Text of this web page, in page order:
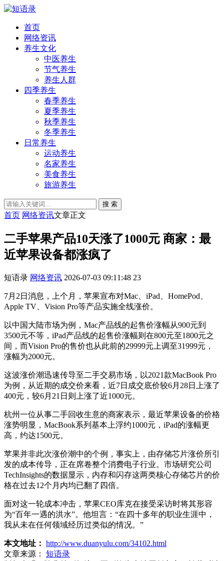
首页
网络资讯
养生文化
中医养生
节气养生
养生人群
四季养生
春季养生
夏季养生
秋季养生
冬季养生
日常养生
运动养生
名家养生
美食养生
旅游养生
搜 索
首页 网络资讯文章正文
二手苹果产品10天涨了1000元 商家：最
近苹果设备都涨疯了
短语录 网络资讯 2026-07-03 09:11:48 23
7月2日消息，上个月，苹果宣布对Mac、iPad、HomePod、
Apple TV、Vision Pro等产品实施全线涨价。
以中国大陆市场为例，Mac产品线的起售价涨幅从900元到
3500元不等，iPad产品线的起售价涨幅则在800元至1800元之
间，而Vision Pro的售价也从此前的29999元上调至31999元，
涨幅为2000元。
这波涨价潮迅速传导至二手交易市场，以2021款MacBook Pro
为例，从近期的成交价来看，近7日成交底价较6月28日上涨了
400元，较6月21日则上涨了近1000元。
杭州一位从事二手回收生意的商家表示，最近苹果设备的价格
涨势明显，MacBook系列基本上浮约1000元，iPad的涨幅更
高，约达1500元。
苹果并非此次涨价潮中的个例，事实上，由存储芯片涨价所引
发的成本传导，正在席卷整个消费电子行业。市场研究公司
TechInsights的数据显示，内存和闪存这两类核心存储芯片的价
格在过去12个月内均已翻了四倍。
面对这一轮成本冲击，苹果CEO库克在接受采访时将其形容
为“百年一遇的洪水”。他坦言：“在四十多年的职业生涯中，
我从未在任何领域经历过类似的情况。”
本文地址： http://www.duanyulu.com/34102.html
文章来源：
短语录